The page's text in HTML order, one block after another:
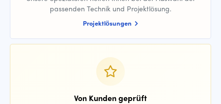
passenden Technik und Projektlösung.
Projektlösungen
Von Kunden geprüft